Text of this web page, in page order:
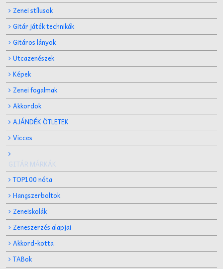
Zenei stílusok
Gitár játék technikák
Gitáros lányok
Utcazenészek
Képek
Zenei fogalmak
Akkordok
AJÁNDÉK ÖTLETEK
Vicces
GITÁR MÁRKÁK
TOP100 nóta
Hangszerboltok
Zeneiskolák
Zeneszerzés alapjai
Akkord-kotta
TABok